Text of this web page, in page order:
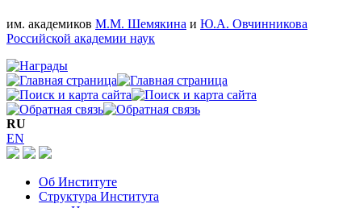
им. академиков М.М. Шемякина и Ю.А. Овчинникова
Российской академии наук
RU
EN
Об Институте
Структура Института